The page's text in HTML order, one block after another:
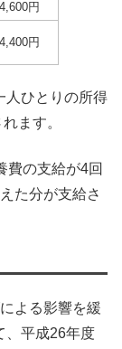
円
円
人ひとりの所得
ます。
費の支給が4回
た分が支給さ
よる影響を緩
、平成26年度